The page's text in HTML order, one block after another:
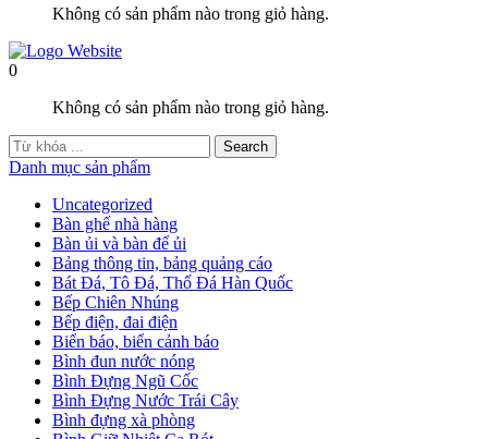
Không có sản phẩm nào trong giỏ hàng.
0
Không có sản phẩm nào trong giỏ hàng.
Danh mục sản phẩm
Uncategorized
Bàn ghế nhà hàng
Bàn ủi và bàn để ủi
Bảng thông tin, bảng quảng cáo
Bát Đá, Tô Đá, Thố Đá Hàn Quốc
Bếp Chiên Nhúng
Bếp điện, đai điện
Biển báo, biển cảnh báo
Bình đun nước nóng
Bình Đựng Ngũ Cốc
Bình Đựng Nước Trái Cây
Bình đựng xà phòng